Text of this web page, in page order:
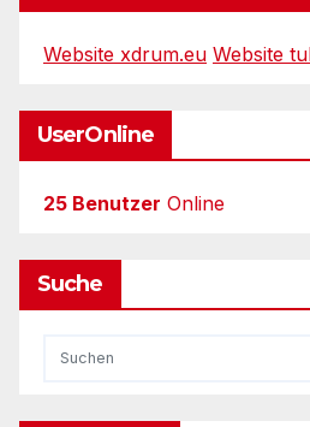
Website xdrum.eu Website
UserOnline
25 Benutzer Online
Suche